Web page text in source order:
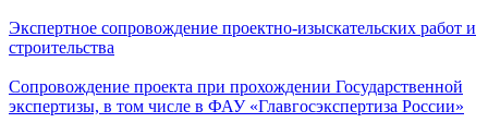
Экспертное сопровождение проектно-изыскательских работ и
строительства
Сопровождение проекта при прохождении Государственной
экспертизы, в том числе в ФАУ «Главгосэкспертиза России»